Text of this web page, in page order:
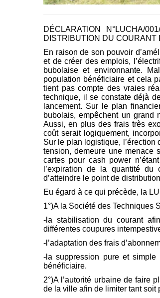
DÉCLARATION N°LUCHA/
DISTRIBUTION DU COURANT
En raison de son pouvoir
et de créer des emplois,
bubolaise et environnante.
population bénéficiaire et cela
tient pas compte des vraies
technique, il se constate déjà
lancement. Sur le plan
bubolais, empêchent un grand
Aussi, en plus des frais très
coût serait logiquement,
Sur le plan logistique,
tension, demeure une menace
cartes pour cash power
l’expiration de la quantité du
d’atteindre le point de
Eu égard à ce qui précède, la
1°)A la Société des Techniques
-la stabilisation du courant
différentes coupures
-l’adaptation des frais
-la suppression pure et
bénéficiaire.
2°)A l’autorité urbaine de faire
de la ville afin de limiter tant soit